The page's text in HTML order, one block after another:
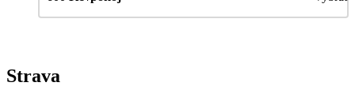
Strava